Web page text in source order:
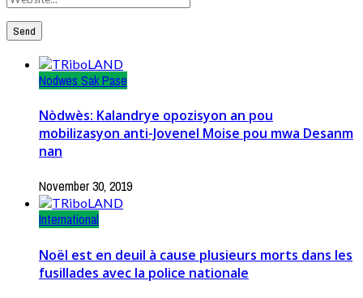
Nodwes Sak Pase
Nòdwès: Kalandrye opozisyon an pou
mobilizasyon anti-Jovenel Moise pou mwa Desanm
nan
November 30, 2019
International
Noël est en deuil à cause plusieurs morts dans les
fusillades avec la police nationale